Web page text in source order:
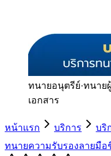
ทนายอนุตรีย์·ทนาย
เอกสาร
หน้าแรก บริการ
บริ
ทนายความรับรองลายมือ